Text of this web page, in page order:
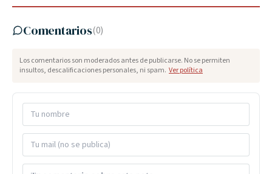
Comentarios(0)
Los comentarios son moderados antes de publicarse. No se permiten
insultos, descalificaciones personales, ni spam. Ver política